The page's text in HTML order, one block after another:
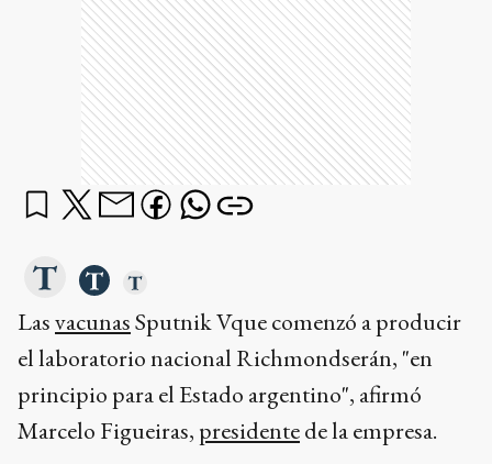
LasvacunasSputnik Vque comenzó a producir
el laboratorio nacional Richmondserán, "en
principio para el Estado argentino", afirmó
Marcelo Figueiras, presidentede la empresa.